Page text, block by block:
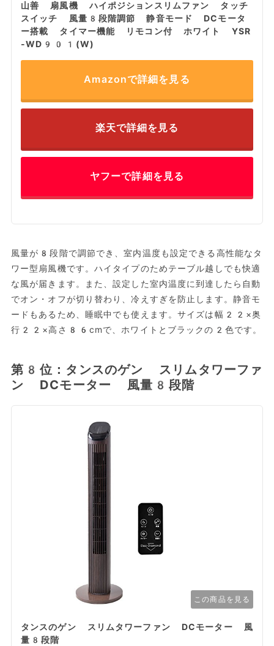
山善 扇風機 ハイポジションスリムファン タッチ
スイッチ 風量8段階調節 静音モード DCモータ
ー搭載 タイマー機能 リモコン付 ホワイト YSR
-WD901(W)
Amazonで詳細を見る
楽天で詳細を見る
ヤフーで詳細を見る
風量が8段階で調節でき、室内温度も設定できる高性能なタ
ワー型扇風機です。ハイタイプのためテーブル越しでも快適
な風が届きます。また、設定した室内温度に到達したら自動
でオン・オフが切り替わり、冷えすぎを防止します。静音モ
ードもあるため、睡眠中でも使えます。サイズは幅22×奥
行22×高さ86cmで、ホワイトとブラックの2色です。
第8位：タンスのゲン スリムタワーファ
ン DCモーター 風量8段階
この商品を見る
タンスのゲン スリムタワーファン DCモーター 風
量8段階